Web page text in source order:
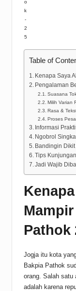
o
k
-
2
5
Table of
Kenapa Saya
Pengalaman
Suasana
Milih Varian
Rasa &
Proses
Informasi
Ngobrol
Bandingin
Tips
Jadi Wajib
Pathok
Jogja itu kota
Bakpia Pathok
orang. Salah satu
adalah karena